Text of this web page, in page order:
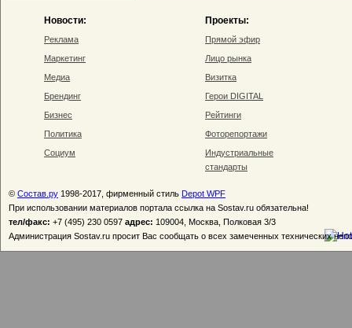
Новости:
Реклама
Маркетинг
Медиа
Брендинг
Бизнес
Политика
Социум
Проекты:
Прямой эфир
Лицо рынка
Визитка
Герои DIGITAL
Рейтинги
Фоторепортажи
Индустриальные
стандарты
© Состав.ру 1998-2017, фирменный стиль Depot WPF
При использовании материалов портала ссылка на Sostav.ru обязательна!
тел/факс: +7 (495) 230 0597 адрес: 109004, Москва, Полковая 3/3
Администрация Sostav.ru просит Вас сообщать о всех замеченных технических